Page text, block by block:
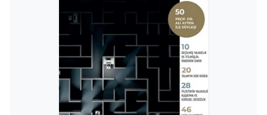
Siirt Müftülüğü
Sinop Müftülüğü
Sivas Müftülüğü